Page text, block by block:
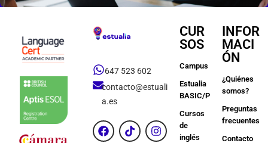
647 523 602
contacto@estuali
a.es
CUR
SOS
Campus
Estualia
BASIC/PREMIUM
Cursos
de
inglés
INFOR
MACI
ÓN
¿Quiénes
somos?
Preguntas
frecuentes
Contacto